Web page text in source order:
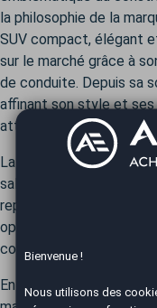
la philosophie de la
SUV compact, élégant
sur le marché grâce à
de conduite. Depuis sa
affinant son style et
attentes d’une
La première génération
saluée pour sa capacité
repose sur la
optimisant l'efficacité
conduite agile et réactive.
En 2017, la seconde
Bienvenue !
Nous utilisons des